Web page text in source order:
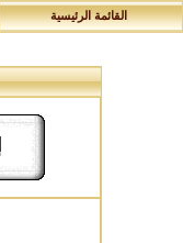
القائمة الرئيسية